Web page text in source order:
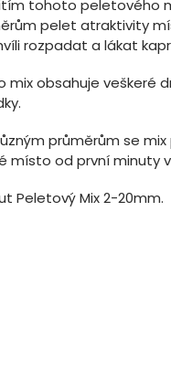
tohoto peletového
pelet atraktivity
rozpadat a lákat
mix obsahuje veškeré
průměrům se
místo od první minuty
Peletový Mix 2-20mm.